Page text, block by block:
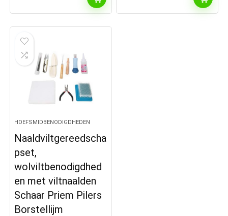
HOEFSMIDBENODIGDHEDEN
Naaldviltgereedscha
pset,
wolviltbenodigdhed
en met viltnaalden
Schaar Priem Pilers
Borstellijm